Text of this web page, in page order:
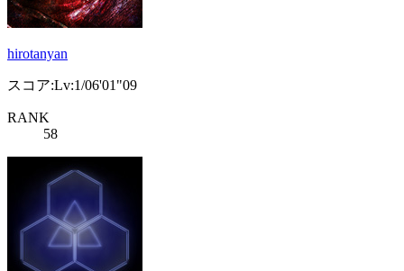
hirotanyan
スコア:Lv:1/06'01"09
RANK
58